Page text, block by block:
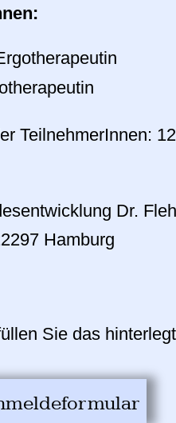
TeilnehmerInnen: 12
Dr.
Hamburg
Sie das